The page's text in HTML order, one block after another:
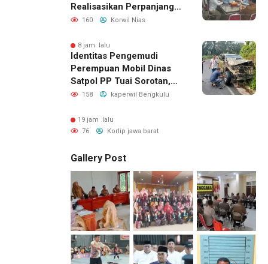
Realisasikan Perpanjangan
Masa Jabatan BPD, Soroti
Kesejahteraan Anggota
160 Korwil Nias
8 jam lalu
Identitas Pengemudi
Perempuan Mobil Dinas
Satpol PP Tuai Sorotan,
Publik Pertanyakan Izin
158 kaperwil Bengkulu
19 jam lalu
76
Korlip jawa barat
Gallery Post